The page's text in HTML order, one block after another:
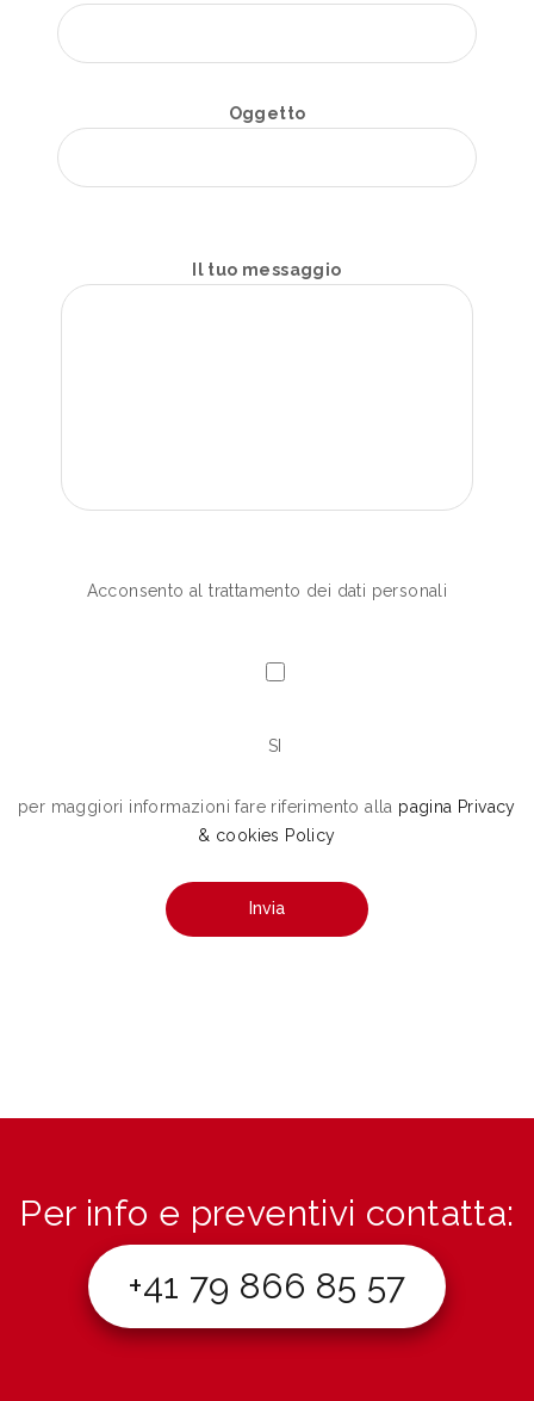
Oggetto
Il tuo messaggio
Acconsento al trattamento dei dati personali
SI
per maggiori informazioni fare riferimento alla pagina Privacy
& cookies Policy
Per info e preventivi contatta:
+41 79 866 85 57